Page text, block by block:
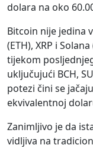
dolara na oko
Bitcoin nije jedina
(ETH), XRP i
tijekom
uključujući BCH,
potezi čini se
ekvivalentnoj
Zanimljivo je da
vidljiva na